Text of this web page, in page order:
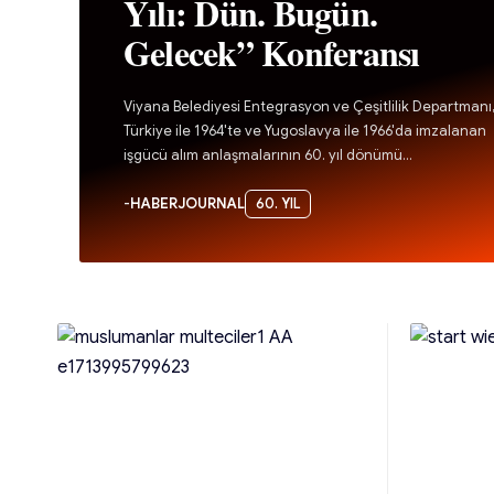
Yılı: Dün. Bugün.
Gelecek” Konferansı
Viyana Belediyesi Entegrasyon ve Çeşitlilik Departmanı,
Türkiye ile 1964'te ve Yugoslavya ile 1966'da imzalanan
işgücü alım anlaşmalarının 60. yıl dönümü…
-HABERJOURNAL 60. YIL